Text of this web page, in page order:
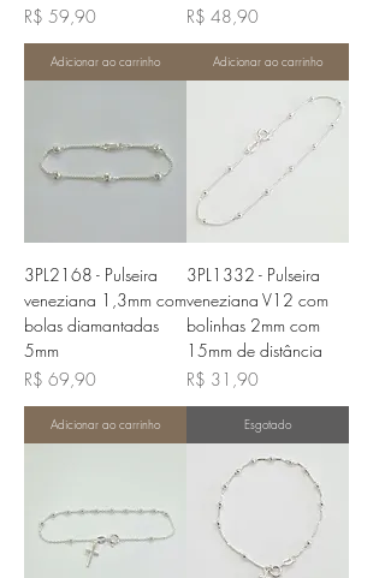
Preço
R$ 59,90
Adicionar ao carrinho
Preço
R$ 48,90
Adicionar ao carrinho
3PL2168 - Pulseira
veneziana 1,3mm com
bolas diamantadas
5mm
Preço
R$ 69,90
Adicionar ao carrinho
3PL1332 - Pulseira
veneziana V12 com
bolinhas 2mm com
15mm de distância
Preço
R$ 31,90
Esgotado